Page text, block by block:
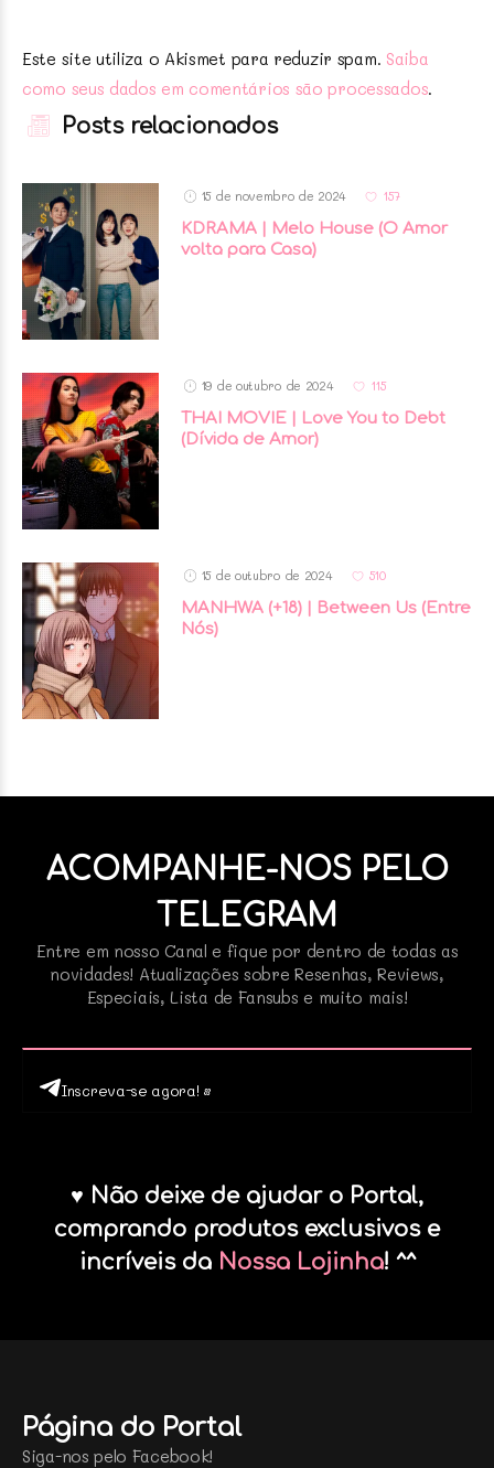
Este site utiliza o Akismet para reduzir spam. Saiba
como seus dados em comentários são processados.
Posts relacionados
15 de novembro de 2024 157
KDRAMA | Melo House (O Amor
volta para Casa)
19 de outubro de 2024 115
THAI MOVIE | Love You to Debt
(Dívida de Amor)
15 de outubro de 2024 510
MANHWA (+18) | Between Us (Entre
Nós)
ACOMPANHE-NOS PELO
TELEGRAM
Entre em nosso Canal e fique por dentro de todas as
novidades! Atualizações sobre Resenhas, Reviews,
Especiais, Lista de Fansubs e muito mais!
Inscreva-se agora! •
♥ Não deixe de ajudar o Portal,
comprando produtos exclusivos e
incríveis da Nossa Lojinha! ^^
Página do Portal
Siga-nos pelo Facebook!